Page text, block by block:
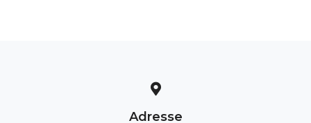
Adresse